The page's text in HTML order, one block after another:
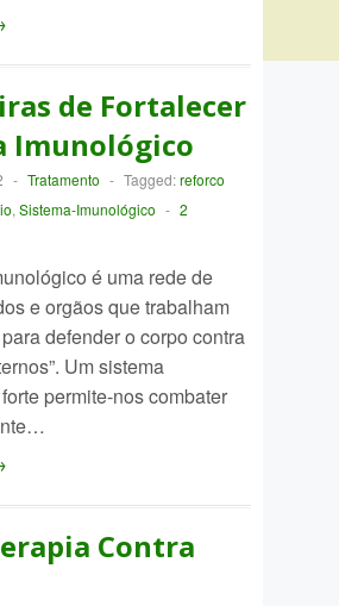
de Fortalecer
Imunológico
- Tratamento - Tagged:reforco
, Sistema-Imunológico - 2
é uma rede de
e orgãos que trabalham
defender o corpo contra
Um sistema
permite-nos combater
Contra